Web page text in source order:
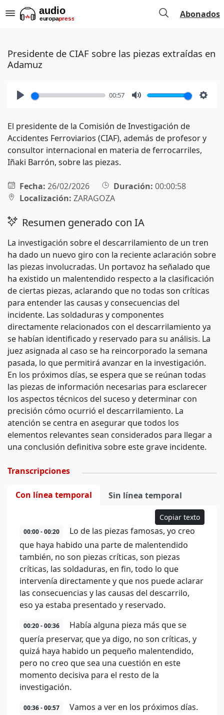
Abonados
Presidente de CIAF sobre las piezas extraídas en
Adamuz
00:57
El presidente de la Comisión de Investigación de
Accidentes Ferroviarios (CIAF), además de profesor y
consultor internacional en materia de ferrocarriles,
Iñaki Barrón, sobre las piezas.
Fecha: 26/02/2026 Duración: 00:00:58
Localización: ZARAGOZA
Resumen generado con IA
La investigación sobre el descarrilamiento de un tren
ha dado un nuevo giro con la reciente aclaración sobre
las piezas involucradas. Un portavoz ha señalado que
ha existido un malentendido respecto a la clasificación
de ciertas piezas, aclarando que no todas son críticas
para entender las causas y consecuencias del
incidente. Las soldaduras y componentes
directamente relacionados con el descarrilamiento ya
se habían identificado y reservado para su análisis. La
juez asignada al caso se ha reincorporado la semana
pasada, lo que permitirá avanzar en la investigación.
En los próximos días, se espera que se reúnan todas
las piezas de información necesarias para esclarecer
los aspectos técnicos del suceso y determinar con
precisión cómo ocurrió el descarrilamiento. La
atención se centra en asegurar que todos los
elementos relevantes sean considerados para llegar a
una conclusión definitiva sobre este grave incidente.
Transcripciones
Con línea temporal Sin línea temporal
Copiar texto
00:00 - 00:20
Lo de las piezas famosas, yo creo
que haya habido una parte de malentendido
también, no son piezas críticas, son piezas
críticas, las soldaduras, en fin, todo lo que
intervenía directamente y que nos puede aclarar
las consecuencias y las causas del descarrilo,
eso ya estaba presentado y reservado.
00:20 - 00:36
Había alguna pieza más que se
quería preservar, que ya digo, no son críticas, y
quizá haya habido un pequeño malentendido,
pero no creo que sea una cuestión en este
momento decisiva para el resto de la
investigación.
00:36 - 00:57
Vamos a ver en los próximos días.